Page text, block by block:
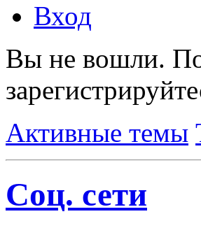
Вход
Вы не вошли.
Активные темы
Соц. сети